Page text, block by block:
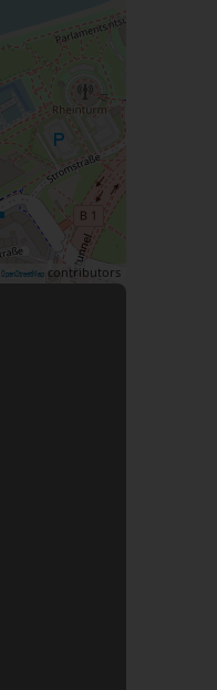
OpenStreetMap contributors